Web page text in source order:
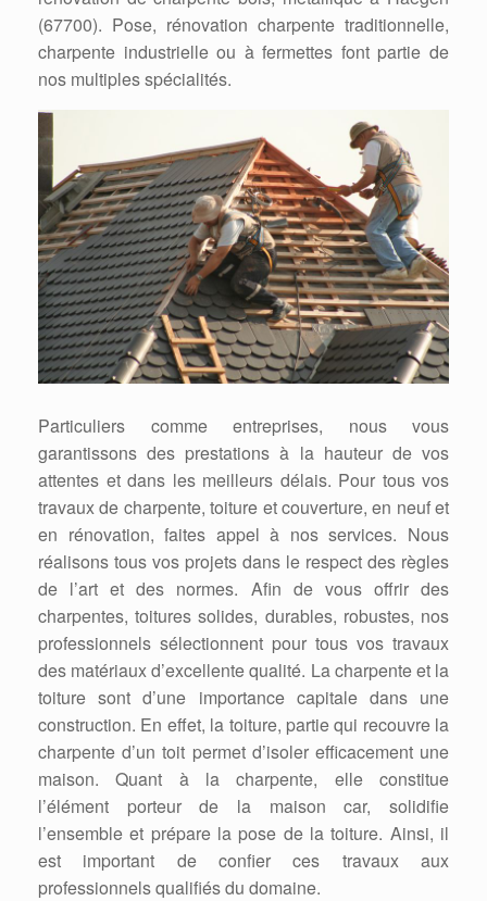
(67700). Pose, rénovation charpente traditionnelle,
charpente industrielle ou à fermettes font partie de
nos multiples spécialités.
Particuliers comme entreprises, nous vous
garantissons des prestations à la hauteur de vos
attentes et dans les meilleurs délais. Pour tous vos
travaux de charpente, toiture et couverture, en neuf et
en rénovation, faites appel à nos services. Nous
réalisons tous vos projets dans le respect des règles
de l’art et des normes. Afin de vous offrir des
charpentes, toitures solides, durables, robustes, nos
professionnels sélectionnent pour tous vos travaux
des matériaux d’excellente qualité. La charpente et la
toiture sont d’une importance capitale dans une
construction. En effet, la toiture, partie qui recouvre la
charpente d’un toit permet d’isoler efficacement une
maison. Quant à la charpente, elle constitue
l’élément porteur de la maison car, solidifie
l’ensemble et prépare la pose de la toiture. Ainsi, il
est important de confier ces travaux aux
professionnels qualifiés du domaine.